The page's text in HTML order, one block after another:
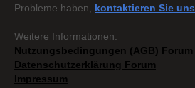
Probleme haben, kontaktieren Sie uns
Weitere Informationen:
Nutzungsbedingungen (AGB) Forum
Datenschutzerklärung Forum
Impressum